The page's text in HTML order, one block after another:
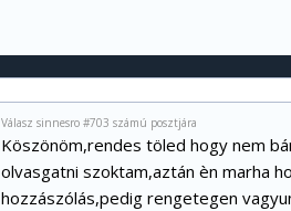
Válasz sinnesro #703 számú posztjára
Köszönöm,rendes töled hogy nem
olvasgatni szoktam,aztán èn marha
hozzászólás,pedig rengetegen